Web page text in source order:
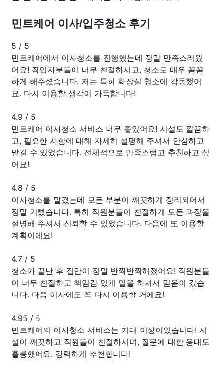
민트케어 이사/입주청소 후기
5 / 5
민트케어에서 이사청소를 진행했는데 정말 만족스러웠
어요! 작업자분들이 너무 친절하시고, 청소도 매우 꼼꼼
하게 해주셨습니다. 저는 특히 화장실 청소에 감동했어
요. 다시 이용할 생각이 가득합니다!
4.9 / 5
민트케어 이사청소 서비스 너무 좋았어요! 시설도 깔끔하
고, 필요한 사항에 대해 자세히 설명해 주셔서 안심하고
맡길 수 있었습니다. 전체적으로 만족스럽고 추천하고 싶
어요!
4.8 / 5
이사청소를 맡겼는데 모든 부분이 깨끗하게 정리되어서
정말 기뻤습니다. 특히 직원분들이 친절하게 모든 과정을
설명해 주셔서 신뢰할 수 있었습니다. 다음에 또 이용할
계획이에요!
4.7 / 5
청소가 끝난 후 집안이 정말 반짝반짝해졌어요! 직원분들
이 너무 친절하고 책임감 있게 일을 하셔서 믿음이 갔습
니다. 다음 이사에도 꼭 다시 이용할 거에요!
4.95 / 5
민트케어의 이사청소 서비스는 기대 이상이었습니다! 시
설이 깨끗하고 직원들이 친절하시며, 질문에 대한 응대도
훌륭했어요. 강력하게 추천합니다!